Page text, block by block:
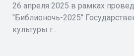
26 апреля 2025 в рамках
"Библионочь-2025"
культуры г...